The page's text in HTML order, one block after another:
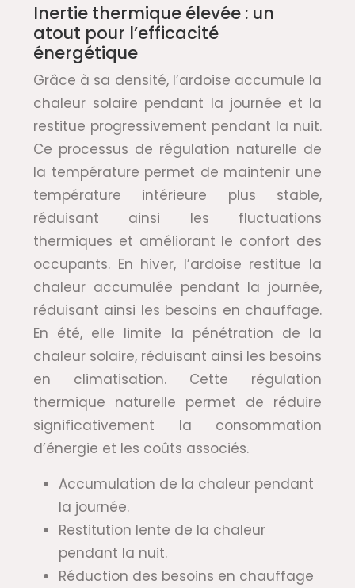
Inertie thermique élevée : un
atout pour l’efficacité
énergétique
Grâce à sa densité, l’ardoise accumule la
chaleur solaire pendant la journée et la
restitue progressivement pendant la nuit.
Ce processus de régulation naturelle de
la température permet de maintenir une
température intérieure plus stable,
réduisant ainsi les fluctuations
thermiques et améliorant le confort des
occupants. En hiver, l’ardoise restitue la
chaleur accumulée pendant la journée,
réduisant ainsi les besoins en chauffage.
En été, elle limite la pénétration de la
chaleur solaire, réduisant ainsi les besoins
en climatisation. Cette régulation
thermique naturelle permet de réduire
significativement la consommation
d’énergie et les coûts associés.
Accumulation de la chaleur pendant
la journée.
Restitution lente de la chaleur
pendant la nuit.
Réduction des besoins en chauffage